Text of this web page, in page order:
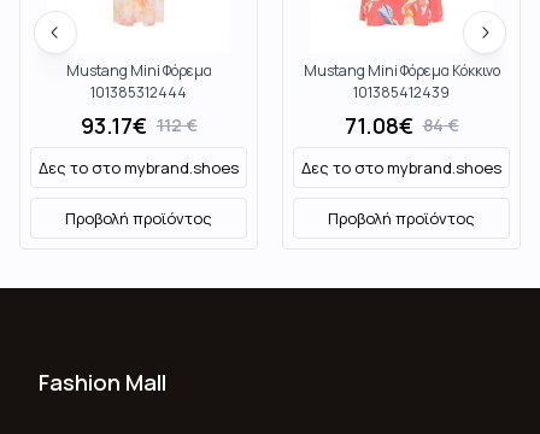
Mustang Mini Φόρεμα
101385312444
93.17€ 112€
Δες το στοmybrand.shoes
Προβολή προϊόντος
Mustang Mini Φόρεμα Κόκκινο
101385412439
71.08€ 84€
Δες το στοmybrand.shoes
Προβολή προϊόντος
Fashion Mall